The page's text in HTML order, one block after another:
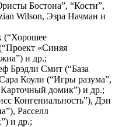
Бостона”, “Кости”,
Wilson, Эзра Начман и
«Синяя
и др.;
Брэдли Смит (“База
Коули (“Игры разума”,
домик”) и др.;
Конгениальность”), Дэн
Расселл
и др.;